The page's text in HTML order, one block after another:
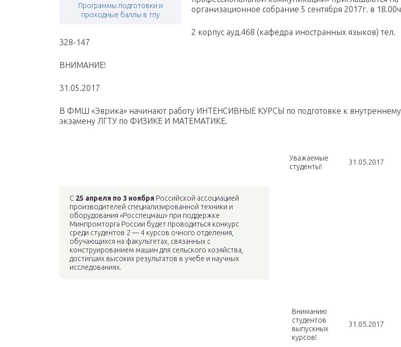
Программы подготовки и
проходные баллы в тпу
организационное собрание 5 сентября 2017г. в 18.00ч
2 корпус ауд.468 (кафедра иностранных языков) тел.
328-147
ВНИМАНИЕ!
31.05.2017
В ФМШ «Эврика» начинают работу ИНТЕНСИВНЫЕ КУРСЫ по подготовке к внутреннему
экзамену ЛГТУ по ФИЗИКЕ И МАТЕМАТИКЕ.
Уважаемые
студенты!
31.05.2017
С 25 апреля по 3 ноября Российской ассоциацией
производителей специализированной техники и
оборудования «Росспецмаш» при поддержке
Минпромторга России будет проводиться конкурс
среди студентов 2 — 4 курсов очного отделения,
обучающихся на факультетах, связанных с
конструированием машин для сельского хозяйства,
достигших высоких результатов в учебе и научных
исследованиях.
Вниманию
студентов
выпускных
курсов!
31.05.2017